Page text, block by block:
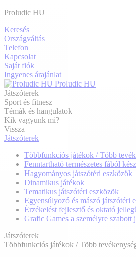
Proludic HU
Keresés
Országváltás
Telefon
Kapcsolat
Saját fiók
Ingyenes árajánlat
Proludic HU
Játszóterek
Sport és fitnesz
Témák és hangulatok
Kik vagyunk mi?
Vissza
Játszóterek
Többfunkciós játékok / Több
Fenntartható természetes fából
Hagyományos játszótéri eszközök
Dinamikus játékok
Tematikus játszótéri eszközök
Egyensúlyozó és mászó játszótéri
Érzékelést fejlesztő és oktató
Grafic Games a személyre szabott
Játszóterek
Többfunkciós játékok / Több